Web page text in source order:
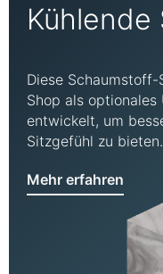
Kühlende
Diese
Shop als
entwickelt, um
Sitzgefühl zu bieten.
Mehr erfahren